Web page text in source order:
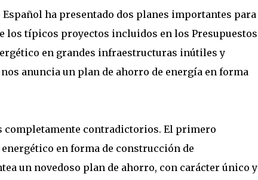
ha presentado dos planes importantes para
los típicos proyectos incluidos en los Presupuestos
en grandes infraestructuras inútiles y
anuncia un plan de ahorro de energía en forma
completamente contradictorios. El primero
en forma de construcción de
un novedoso plan de ahorro, con carácter único y